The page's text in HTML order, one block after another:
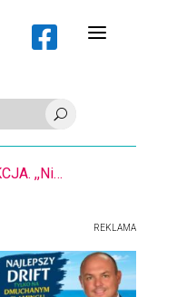
 a
U
rynku
REKLAMA